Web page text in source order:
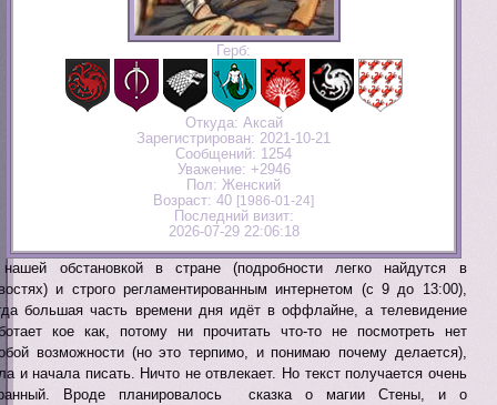
Герб:
Откуда: Аксай
Зарегистрирован: 2021-10-21
Сообщений: 1254
Уважение: +2946
Пол: Женский
Возраст: 40 [1986-01-24]
Последний визит:
2026-07-29 22:06:18
обстановкой в стране (подробности легко найдутся в
и строго регламентированным интернетом (с 9 до 13:00),
большая часть времени дня идёт в оффлайне, а телевидение
кое как, потому ни прочитать что-то не посмотреть нет
возможности (но это терпимо, и понимаю почему делается),
и начала писать. Ничто не отвлекает. Но текст получается очень
Вроде планировалось сказка о магии Стены, и о